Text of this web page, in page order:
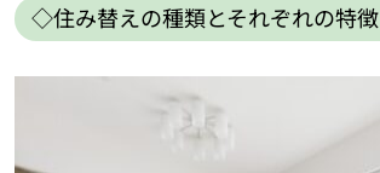
◇住み替えの種類とそれぞれの特徴